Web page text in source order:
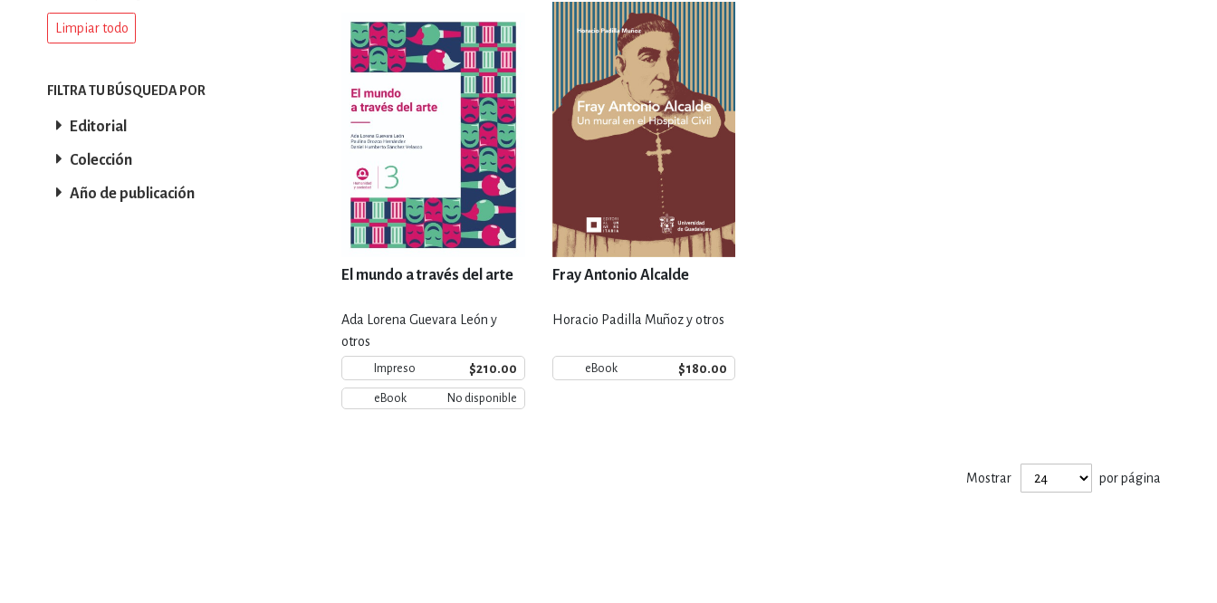
DEPORTES Y ACTIVIDADES DE OCIO AL AIRE LIBRE
ECONOMÍA, FINANZAS, EMPRESA Y GESTIÓN
ESTILOS DE VIDA, AFICIONES Y OCIO
FILOSOFÍA Y RELIGIÓN HISTORIA Y ARQUEOLOGÍA
INFANTILES, JUVENILES Y DIDÁCTICOS LENGUAJE Y LINGÜÍSTICA
El mundo a través del arte
Ada Lorena Guevara León y
otros
Impreso $210.00
eBook No disponible
Fray Antonio Alcalde
Horacio Padilla Muñoz y otros
eBook $180.00
Mostrar por página
Limpiar todo
FILTRA TU BÚSQUEDA POR
Editorial
Colección
Año de publicación